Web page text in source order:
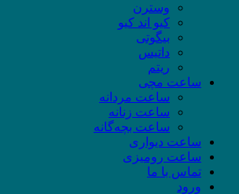
وسترن
کیو اند کیو
بیگوتی
داتیس
ریتم
ساعت مچی
ساعت مردانه
ساعت زنانه
ساعت بچه‌گانه
ساعت دیواری
ساعت رومیزی
تماس با ما
ورود